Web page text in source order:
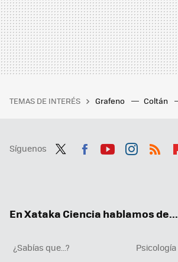
TEMAS DE INTERÉS Grafeno Coltán
Síguenos
En Xataka Ciencia hablamos de...
¿Sabías que...?
Psicología